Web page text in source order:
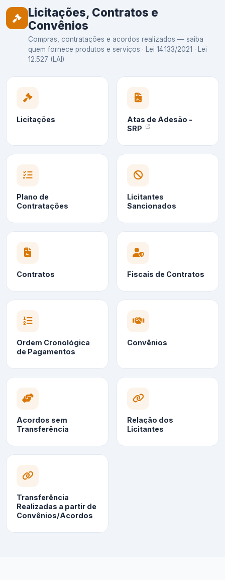
Licitações, Contratos e
Convênios
Compras, contratações e acordos realizados — saiba
quem fornece produtos e serviços · Lei 14.133/2021 · Lei
12.527 (LAI)
Licitações
Atas de Adesão -
SRP
Plano de
Contratações
Licitantes
Sancionados
Contratos Fiscais de Contratos
Ordem Cronológica
de Pagamentos
Convênios
Acordos sem
Transferência
Relação dos
Licitantes
Transferência
Realizadas a partir de
Convênios/Acordos